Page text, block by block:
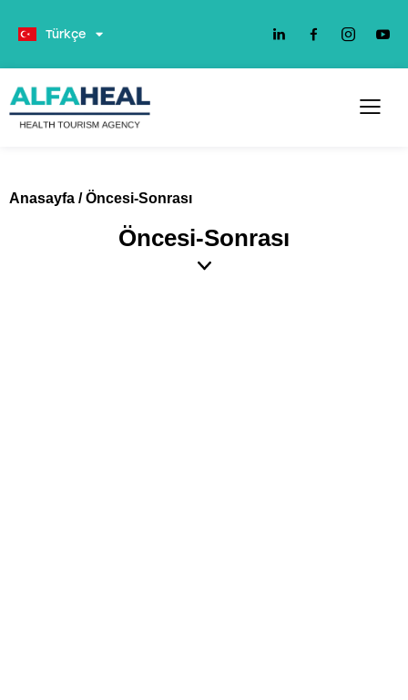
Türkçe
Deutsch
Anasayfa /Öncesi-Sonrası
Öncesi-Sonrası